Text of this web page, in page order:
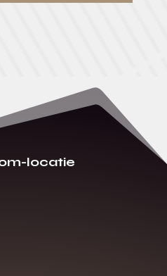
locatie